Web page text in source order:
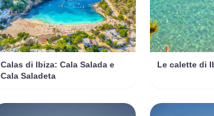
Calas di Ibiza: Cala Salada e
Cala Saladeta
Le calette di